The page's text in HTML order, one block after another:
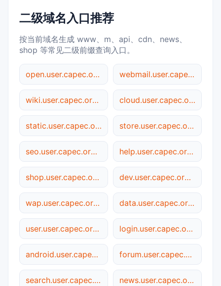
二级域名入口推荐
按当前域名生成 www、m、api、cdn、news、
shop 等常见二级前缀查询入口。
open.user.capec.org.cn webmail.user.capec.org.cn
wiki.user.capec.org.cn cloud.user.capec.org.cn
static.user.capec.org.cn store.user.capec.org.cn
seo.user.capec.org.cn help.user.capec.org.cn
shop.user.capec.org.cn dev.user.capec.org.cn
wap.user.capec.org.cn data.user.capec.org.cn
user.user.capec.org.cn login.user.capec.org.cn
android.user.capec.org.cn forum.user.capec.org.cn
search.user.capec.org.cn news.user.capec.org.cn